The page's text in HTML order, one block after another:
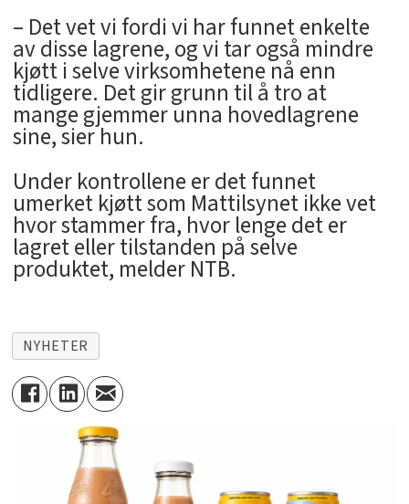
– Det vet vi fordi vi har funnet enkelte
av disse lagrene, og vi tar også mindre
kjøtt i selve virksomhetene nå enn
tidligere. Det gir grunn til å tro at
mange gjemmer unna hovedlagrene
sine, sier hun.
Under kontrollene er det funnet
umerket kjøtt som Mattilsynet ikke vet
hvor stammer fra, hvor lenge det er
lagret eller tilstanden på selve
produktet, melder NTB.
NYHETER